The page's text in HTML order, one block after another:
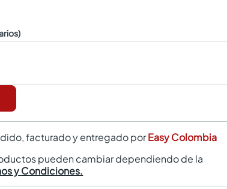
facturado y entregado porEasy Colombia
pueden cambiar dependiendo de la
y Condiciones.